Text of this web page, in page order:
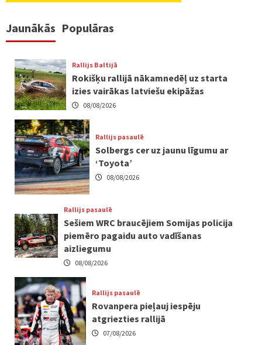
Jaunākās Populāras
Rallijs Baltijā
Rokišķu rallijā nākamnedēļ uz starta
izies vairākas latviešu ekipāžas
08/08/2026
Rallijs pasaulē
Solbergs cer uz jaunu līgumu ar
‘Toyota’
08/08/2026
Rallijs pasaulē
Sešiem WRC braucējiem Somijas policija
piemēro pagaidu auto vadīšanas
aizliegumu
08/08/2026
Rallijs pasaulē
Rovanpera pieļauj iespēju
atgriezties rallijā
07/08/2026